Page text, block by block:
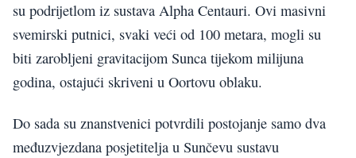
su podrijetlom iz sustava Alpha Centauri. Ovi masivni
svemirski putnici, svaki veći od 100 metara, mogli su
biti zarobljeni gravitacijom Sunca tijekom milijuna
godina, ostajući skriveni u Oortovu oblaku.
Do sada su znanstvenici potvrdili postojanje samo dva
međuzvjezdana posjetitelja u Sunčevu sustavu